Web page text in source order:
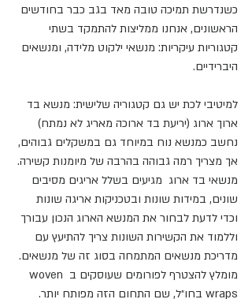
כשנדרשת תמיכה טובה מאד בגב כבר בחודשים
הראשונים, אנחנו ממליצות להתמקד בשתי
קטגוריות עיקריות: מנשאי ילקוט מלידה, ומנשאים
היברידיים.
למיטיבי לכת יש גם קטגוריה שלישית: מנשא בד
ארוך ארוג (יריעת בד ארוכה מאריג לא נמתח)
נחשב כמנשא נוח במיוחד גם במשקלים גבוהים,
אך מצריך רמה גבוהה בהרבה של מיומנות קשירה.
מנשאי בד ארוג  מגיעים בשלל אריגים מסיבים
שונים, במידות שונות ובטכניקות אריגה שונות
וכדי לדעת לבחור את המנשא הארוג הנכון עבורך
וללמוד את הקשירות השונות צריך להתיעץ עם
מדריכת מנשאים המתמחה בסוג זה של מנשאים.
מומלץ להצטרף לפורומים שעוסקים ב woven
wraps בחו״ל, שם התחום הזה מפותח יותר.